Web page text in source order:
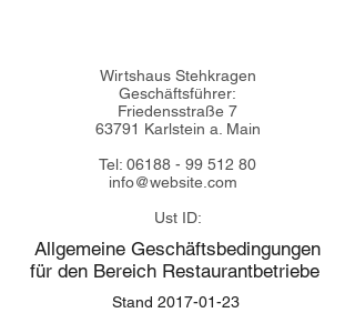
Wirtshaus Stehkragen
Geschäftsführer:
Friedensstraße 7
63791 Karlstein a. Main
Tel: 06188 - 99 512 80
info@website.com
Ust ID:
Allgemeine Geschäftsbedingungen
für den Bereich Restaurantbetriebe
Stand 2017-01-23